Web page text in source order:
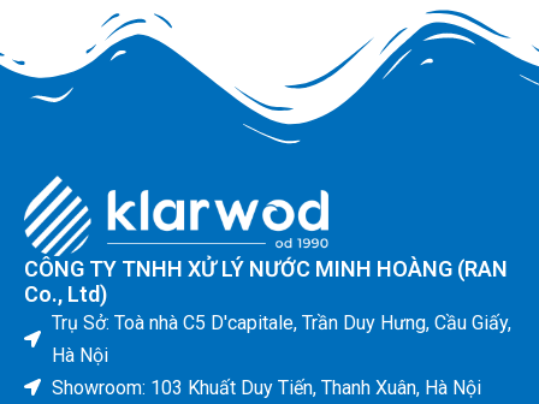
CÔNG TY TNHH XỬ LÝ NƯỚC MINH HOÀNG (RAN
Co., Ltd)
Trụ Sở: Toà nhà C5 D'capitale, Trần Duy Hưng, Cầu Giấy,
Hà Nội
Showroom: 103 Khuất Duy Tiến, Thanh Xuân, Hà Nội